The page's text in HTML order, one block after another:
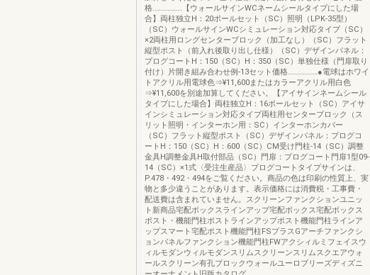
格………………【ウォールサインWCネームシールタイプにした場
合】両柱独立H：20ポールセット（SC）照明（LPK-35型）
（SC）ウォールサインWCシミュレーション対応タイプ（SC）
×2両柱用ロングセンターブロック（加工なし）（SC）フラット
縦型ポスト（前入れ後取り出し仕様）（SC）デザインパネル：
プログコートH：150（SC）H：350（SC）単独仕様（門扉取り
付け）片開き組み合わせ例-13セット価格………………●電球はホワイ
トアクリル用電球色⇒¥11,600またはカラーアクリル用白色
⇒¥11,600を別途加算してください。【アイサインネームシール
タイプにした場合】両柱独立H：16ポールセット（SC）アイサ
インシミュレーション対応タイプ両柱用センターブロック（ス
リット照明・インターホン用：SC）インターホンカバー
（SC）フラット縦型ポスト（SC）デザインパネル：プログコ
ートH：150（SC）H：600（SC）CM受け門柱-14（SC）調整
金具H調整金具H取付部品（SC）門扉：プログコート門扉1型09-
14（SC）×1式〈受注生産品〉プログコートタイプサインは、
P.478・492・494をご覧ください。商品の色は印刷の性質上、実
物と多少違うことがあります。表示価格には消費税・工事費・
配送費は含まれていません。スクリーンファンクションユニッ
ト新商品宅配ボックスラインアップ宅配ボックス宅配ボックス
ポスト・機能門柱ポストラインアップポスト機能門柱ラインア
ップスマート宅配ポスト機能門柱FSプラスGアーチファンクシ
ョンパネルファンクション機能門柱FWアクシィルミフェイスウ
ィルモダンウィルモダンスリムスクリーンスリムスクエアウォ
ールスクリーン有孔ブロックウォールユーロブリーズディズニ